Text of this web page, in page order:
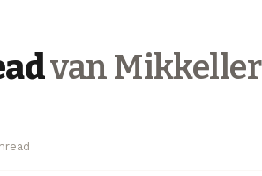
van Mikkeller